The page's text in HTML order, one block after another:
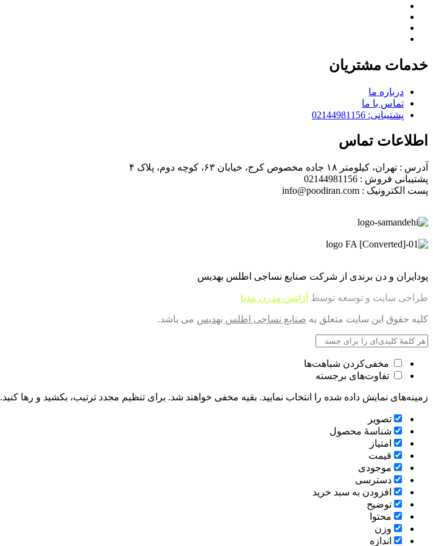
خدمات مشتریان
درباره ما
تماس با ما
پشتیبانی: 02144981156
اطلاعات تماس
آدرس : تهران، کیلومتر ۱۸ جاده مخصوص کرج، خیابان ۶۳، کوچه دوم، پلاک ۴
پشتیبانی فروش : 02144981156
پست الکترونیک : info@poodiran.com
پودایران و دن برندی از شرکت صنایع نساجی اطلس بهدیس
طراحی سایت و توسعه توسط آژانس مدرن مدیا
کلیه حقوق این سایت متعلق به صنایع نساجی اطلس بهدیس می باشد.
مخفی‌کردن شباهت‌ها
تفاوت‌های برجسته
زمینه‌های نمایش داده شده را انتخاب نمایید. بقیه مخفی خواهند شد. برای تنظیم مجدد ترتیب، بکشید و رها کنید.
تصویر
شناسۀ محصول
امتیاز
قيمت
موجودی
دسترسی
افزودن به سبد خرید
توضیح
محتوا
وزن
اندازه